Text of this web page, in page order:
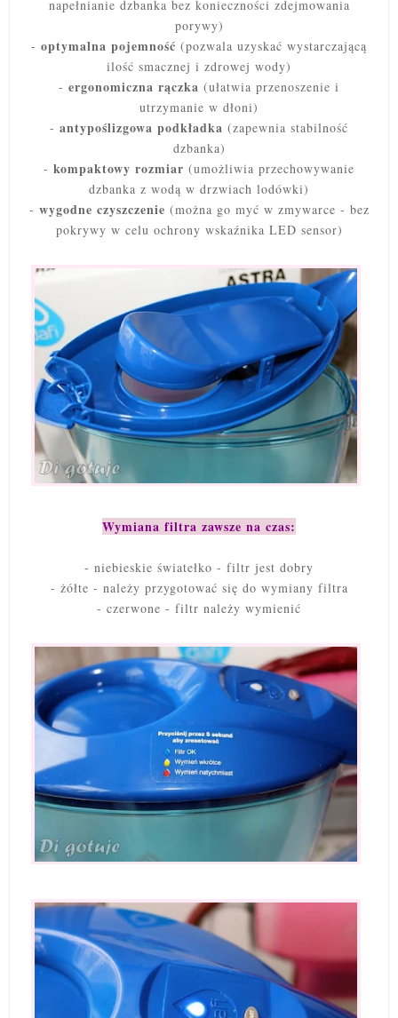
napełnianie dzbanka bez konieczności zdejmowania
porywy)
- optymalna pojemność (pozwala uzyskać wystarczającą
ilość smacznej i zdrowej wody)
- ergonomiczna rączka (ułatwia przenoszenie i
utrzymanie w dłoni)
- antypoślizgowa podkładka (zapewnia stabilność
dzbanka)
- kompaktowy rozmiar (umożliwia przechowywanie
dzbanka z wodą w drzwiach lodówki)
- wygodne czyszczenie (można go myć w zmywarce - bez
pokrywy w celu ochrony wskaźnika LED sensor)
Wymiana filtra zawsze na czas:
- niebieskie światełko - filtr jest dobry
- żółte - należy przygotować się do wymiany filtra
- czerwone - filtr należy wymienić